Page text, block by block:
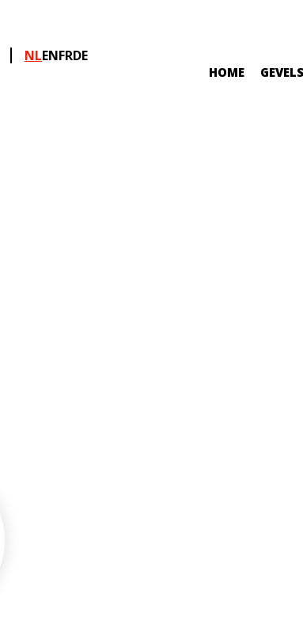
NLENFRDE
HOME